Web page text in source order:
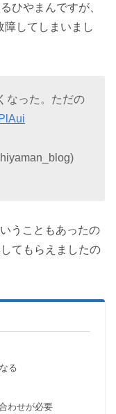
ひやまんですが、
障してしまいまし
なった。ただの
うこともあったの
てもらえましたの
る
わせが必要